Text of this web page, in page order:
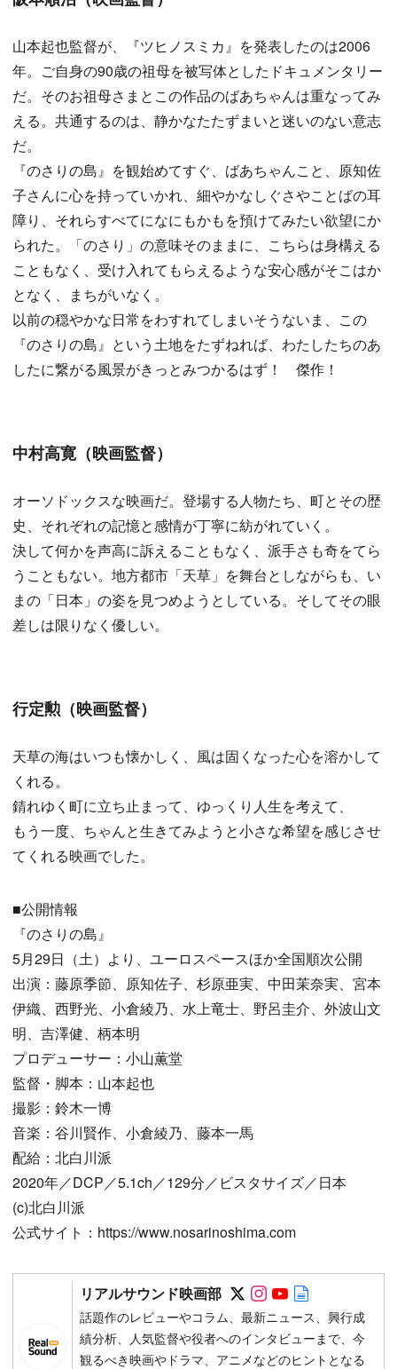
山本起也監督が、『ツヒノスミカ』を発表したのは2006
年。ご自身の90歳の祖母を被写体としたドキュメンタリー
だ。そのお祖母さまとこの作品のばあちゃんは重なってみ
える。共通するのは、静かなたたずまいと迷いのない意志
だ。
『のさりの島』を観始めてすぐ、ばあちゃんこと、原知佐
子さんに心を持っていかれ、細やかなしぐさやことばの耳
障り、それらすべてになにもかもを預けてみたい欲望にか
られた。「のさり」の意味そのままに、こちらは身構える
こともなく、受け入れてもらえるような安心感がそこはか
となく、まちがいなく。
以前の穏やかな日常をわすれてしまいそうないま、この
『のさりの島』という土地をたずねれば、わたしたちのあ
したに繋がる風景がきっとみつかるはず！ 傑作！
中村高寛（映画監督）
オーソドックスな映画だ。登場する人物たち、町とその歴
史、それぞれの記憶と感情が丁寧に紡がれていく。
決して何かを声高に訴えることもなく、派手さも奇をてら
うこともない。地方都市「天草」を舞台としながらも、い
まの「日本」の姿を見つめようとしている。そしてその眼
差しは限りなく優しい。
行定勲（映画監督）
天草の海はいつも懐かしく、風は固くなった心を溶かして
くれる。
錆れゆく町に立ち止まって、ゆっくり人生を考えて、
もう一度、ちゃんと生きてみようと小さな希望を感じさせ
てくれる映画でした。
■公開情報
『のさりの島』
5月29日（土）より、ユーロスペースほか全国順次公開
出演：藤原季節、原知佐子、杉原亜実、中田茉奈実、宮本
伊織、西野光、小倉綾乃、水上竜士、野呂圭介、外波山文
明、吉澤健、柄本明
プロデューサー：小山薫堂
監督・脚本：山本起也
撮影：鈴木一博
音楽：谷川賢作、小倉綾乃、藤本一馬
配給：北白川派
2020年／DCP／5.1ch／129分／ビスタサイズ／日本
(c)北白川派
公式サイト：https://www.nosarinoshima.com
リアルサウンド映画部 Follow on SNS
Follow on SNS
Follow on
話題作のレビューやコラム、最新ニュース、興行成
績分析、人気監督や役者へのインタビューまで、今
観るべき映画やドラマ、アニメなどのヒントとなる